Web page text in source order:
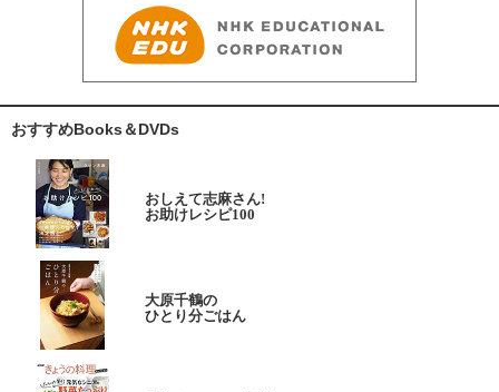
おすすめBooks＆DVDs
おしえて志麻さん!
お助けレシピ100
大原千鶴の
ひとり分ごはん